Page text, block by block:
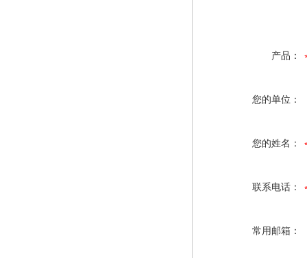
产品：
您的单位：
您的姓名：
联系电话：
常用邮箱：